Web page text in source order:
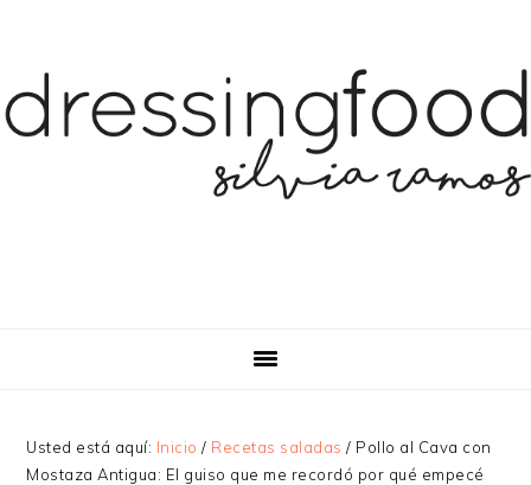
navegación
principal
principal
Usted está aquí: Inicio / Recetas saladas / Pollo al Cava con
Mostaza Antigua: El guiso que me recordó por qué empecé